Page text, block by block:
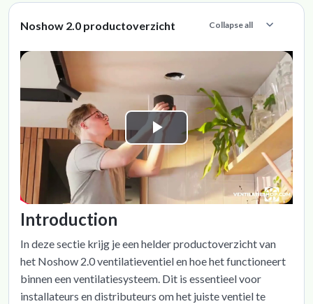
Section outline
Noshow 2.0 productoverzicht Collapse
Collapse all
Play
Video
Introduction
In deze sectie krijg je een helder productoverzicht van
het Noshow 2.0 ventilatieventiel en hoe het functioneert
binnen een ventilatiesysteem. Dit is essentieel voor
installateurs en distributeurs om het juiste ventiel te